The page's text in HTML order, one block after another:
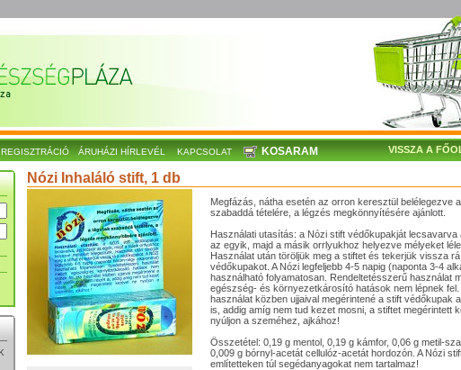
REGISZTRÁCIÓ ÁRUHÁZI HÍRLEVÉL KAPCSOLAT KOSARAM VISSZA A
Nózi Inhaláló stift, 1 db
Megfázás, nátha esetén az orron keresztül belélegezve
szabaddá tételére, a légzés megkönnyítésére ajánlott.
Használati utasítás: a Nózi stift védőkupakját lecsavarva
az egyik, majd a másik orrlyukhoz helyezve mélyeket
Használat után töröljük meg a stiftet és tekerjük vissza
védőkupakot. A Nózi legfeljebb 4-5 napig (naponta 3-4
használható folyamatosan. Rendeltetésszerű használat
egészség- és környezetkárosító hatások nem lépnek fel.
használat közben ujjaival megérintené a stift védőkupak
is, addig amíg nem tud kezet mosni, a stiftet megérintett
nyúljon a szeméhez, ajkához!
Összetétel: 0,19 g mentol, 0,19 g kámfor, 0,06 g metil-
0,009 g bórnyl-acetát cellulóz-acetát hordozón. A Nózi
említetteken túl segédanyagokat nem tartalmaz!